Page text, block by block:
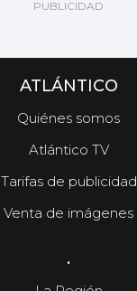
ATLÁNTICO
Quiénes somos
Atlántico TV
Tarifas de publicidad
Venta de imágenes
.